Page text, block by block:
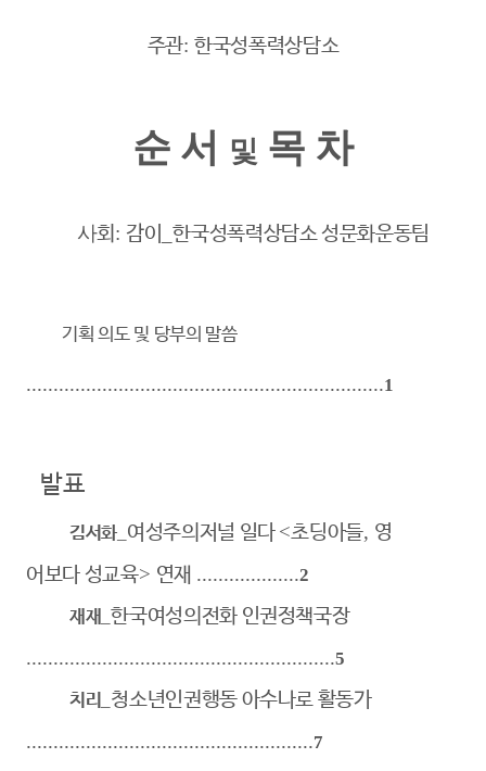
주관:한국성폭력상담소
순 서 및 목 차
사회 : 감이 _한국성폭력상담소 성문화운동팀
기획 의도 및 당부의 말씀
..................................................................1
발표
김서화_ 여성주의저널 일다<초딩아들, 영
어보다 성교육> 연재 ...................2
재재 _한국여성의전화 인권정책국장
.........................................................5
치리 청소년인권행동 아수나로 활동가
.....................................................7